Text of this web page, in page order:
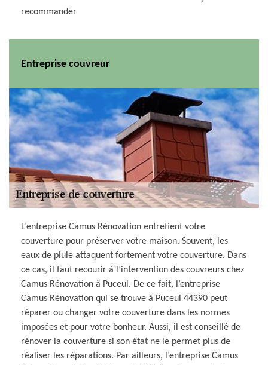
recommander
Entreprise couvreur
L’entreprise Camus Rénovation entretient votre
couverture pour préserver votre maison. Souvent, les
eaux de pluie attaquent fortement votre couverture. Dans
ce cas, il faut recourir à l’intervention des couvreurs chez
Camus Rénovation à Puceul. De ce fait, l’entreprise
Camus Rénovation qui se trouve à Puceul 44390 peut
réparer ou changer votre couverture dans les normes
imposées et pour votre bonheur. Aussi, il est conseillé de
rénover la couverture si son état ne le permet plus de
réaliser les réparations. Par ailleurs, l’entreprise Camus